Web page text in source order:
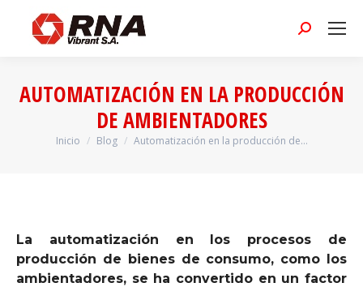
Buscar:
AUTOMATIZACIÓN EN LA PRODUCCIÓN
DE AMBIENTADORES
Estás aquí:
Inicio Blog Automatización en la producción de…
La automatización en los procesos de
producción de bienes de consumo, como los
ambientadores, se ha convertido en un factor